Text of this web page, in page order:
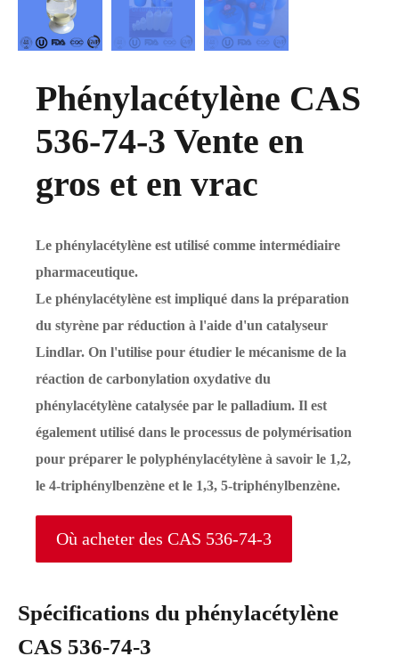
Phénylacétylène CAS
536-74-3 Vente en
gros et en vrac
Le phénylacétylène est utilisé comme intermédiaire
pharmaceutique.
Le phénylacétylène est impliqué dans la préparation
du styrène par réduction à l'aide d'un catalyseur
Lindlar. On l'utilise pour étudier le mécanisme de la
réaction de carbonylation oxydative du
phénylacétylène catalysée par le palladium. Il est
également utilisé dans le processus de polymérisation
pour préparer le polyphénylacétylène à savoir le 1,2,
le 4-triphénylbenzène et le 1,3, 5-triphénylbenzène.
Où acheter des CAS 536-74-3
Spécifications du phénylacétylène
CAS 536-74-3